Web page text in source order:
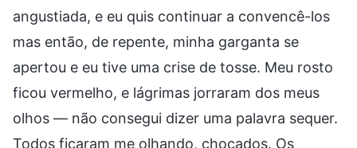
angustiada, e eu quis continuar a convencê-los
mas então, de repente, minha garganta se
apertou e eu tive uma crise de tosse. Meu rosto
ficou vermelho, e lágrimas jorraram dos meus
olhos — não consegui dizer uma palavra sequer.
Todos ficaram me olhando, chocados. Os